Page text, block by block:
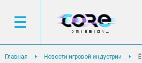
Главная Новости игровой индустрии